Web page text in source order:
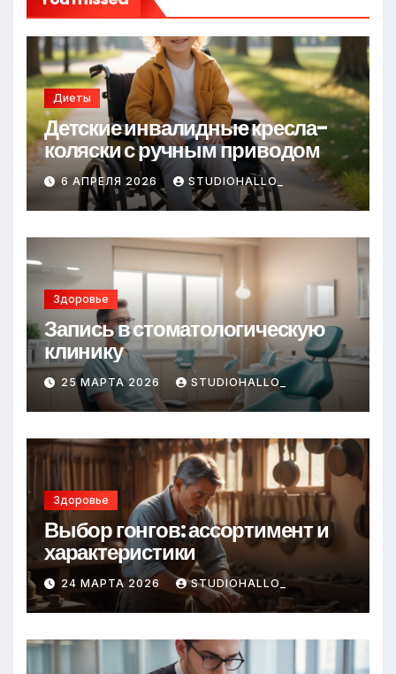
Диеты
Детские инвалидные кресла-
коляски с ручным приводом
6 АПРЕЛЯ 2026 STUDIOHALLO_
Здоровье
Запись в стоматологическую
клинику
25 МАРТА 2026 STUDIOHALLO_
Здоровье
Выбор гонгов: ассортимент и
характеристики
24 МАРТА 2026 STUDIOHALLO_